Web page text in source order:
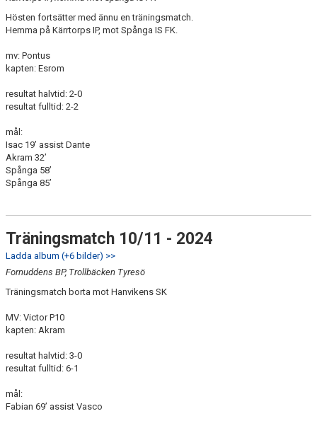
Hösten fortsätter med ännu en träningsmatch.
Hemma på Kärrtorps IP, mot Spånga IS FK.
mv: Pontus
kapten: Esrom
resultat halvtid: 2-0
resultat fulltid: 2-2
mål:
Isac 19’ assist Dante
Akram 32’
Spånga 58’
Spånga 85’
Träningsmatch 10/11 - 2024
Ladda album (+6 bilder) >>
Fornuddens BP, Trollbäcken Tyresö
Träningsmatch borta mot Hanvikens SK
MV: Victor P10
kapten: Akram
resultat halvtid: 3-0
resultat fulltid: 6-1
mål:
Fabian 69’ assist Vasco